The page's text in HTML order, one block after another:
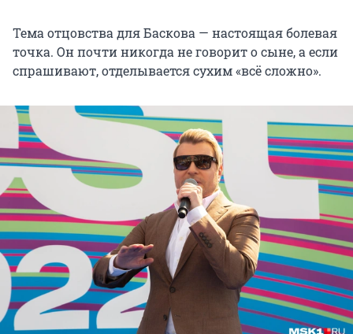
Тема отцовства для Баскова — настоящая болевая
точка. Он почти никогда не говорит о сыне, а если
спрашивают, отделывается сухим «всё сложно».